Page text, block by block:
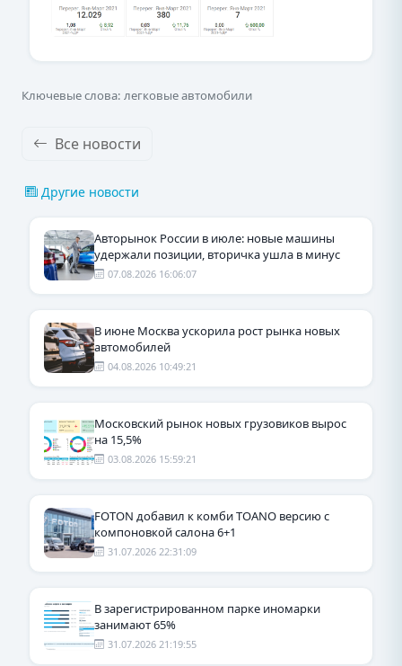
Ключевые слова: легковые автомобили
Все новости
Другие новости
Авторынок России в июле: новые машины
удержали позиции, вторичка ушла в минус
07.08.2026 16:06:07
В июне Москва ускорила рост рынка новых
автомобилей
04.08.2026 10:49:21
Московский рынок новых грузовиков вырос
на 15,5%
03.08.2026 15:59:21
FOTON добавил к комби TOANO версию с
компоновкой салона 6+1
31.07.2026 22:31:09
В зарегистрированном парке иномарки
занимают 65%
31.07.2026 21:19:55